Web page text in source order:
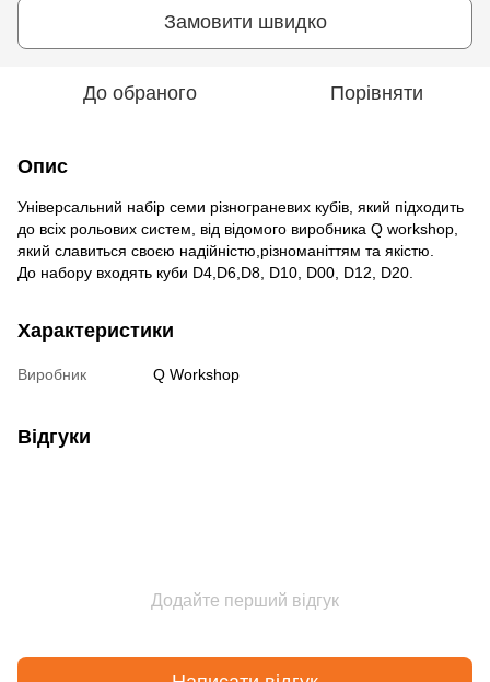
Замовити швидко
До обраного Порівняти
Опис
Універсальний набір семи різнограневих кубів, який підходить
до всіх рольових систем, від відомого виробника Q workshop,
який славиться своєю надійністю,різноманіттям та якістю.
До набору входять куби D4,D6,D8, D10, D00, D12, D20.
Характеристики
Виробник Q Workshop
Відгуки
Додайте перший відгук